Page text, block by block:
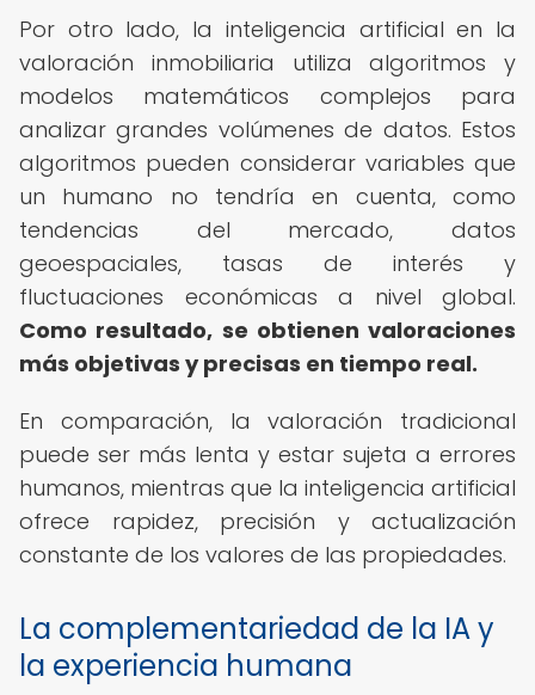
Por otro lado, la inteligencia artificial en la
valoración inmobiliaria utiliza algoritmos y
modelos matemáticos complejos para
analizar grandes volúmenes de datos. Estos
algoritmos pueden considerar variables que
un humano no tendría en cuenta, como
tendencias del mercado, datos
geoespaciales, tasas de interés y
fluctuaciones económicas a nivel global.
Como resultado, se obtienen valoraciones
más objetivas y precisas en tiempo real.
En comparación, la valoración tradicional
puede ser más lenta y estar sujeta a errores
humanos, mientras que la inteligencia artificial
ofrece rapidez, precisión y actualización
constante de los valores de las propiedades.
La complementariedad de la IA y
la experiencia humana